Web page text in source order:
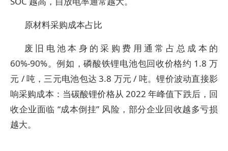
原材料采购成本占比
废旧电池本身的采购费用通常占总成本的
60%-90%。例如，磷酸铁锂电池包回收价格约 1.8 万
元 / 吨，三元电池包达 3.8 万元 / 吨。锂价波动直接影
响采购成本：当碳酸锂价格从 2022 年峰值下跌后，回
收企业面临 “成本倒挂” 风险，部分企业回收越多亏损
越大。